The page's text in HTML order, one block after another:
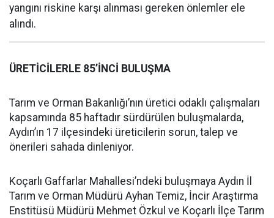
yangını riskine karşı alınması gereken önlemler ele
alındı.
ÜRETİCİLERLE 85’İNCİ BULUŞMA
Tarım ve Orman Bakanlığı’nın üretici odaklı çalışmaları
kapsamında 85 haftadır sürdürülen buluşmalarda,
Aydın’ın 17 ilçesindeki üreticilerin sorun, talep ve
önerileri sahada dinleniyor.
Koçarlı Gaffarlar Mahallesi’ndeki buluşmaya Aydın İl
Tarım ve Orman Müdürü Ayhan Temiz, İncir Araştırma
Enstitüsü Müdürü Mehmet Özkul ve Koçarlı İlçe Tarım